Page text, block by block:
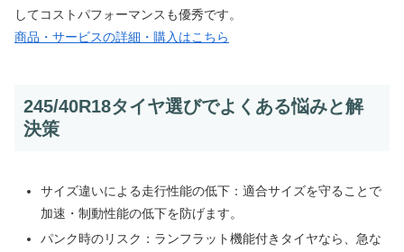
してコストパフォーマンスも優秀です。
商品・サービスの詳細・購入はこちら
245/40R18タイヤ選びでよくある悩みと解
決策
サイズ違いによる走行性能の低下：適合サイズを守ることで
加速・制動性能の低下を防げます。
パンク時のリスク：ランフラット機能付きタイヤなら、急な